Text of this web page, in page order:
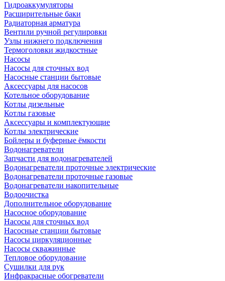
Гидроаккумуляторы
Расширительные баки
Радиаторная арматура
Вентили ручной регулировки
Узлы нижнего подключения
Термоголовки жидкостные
Насосы
Насосы для сточных вод
Насосные станции бытовые
Аксессуары для насосов
Котельное оборудование
Котлы дизельные
Котлы газовые
Аксессуары и комплектующие
Котлы электрические
Бойлеры и буферные ёмкости
Водонагреватели
Запчасти для водонагревателей
Водонагреватели проточные электрические
Водонагреватели проточные газовые
Водонагреватели накопительные
Водоочистка
Дополнительное оборудование
Насосное оборудование
Насосы для сточных вод
Насосные станции бытовые
Насосы циркуляционные
Насосы скважинные
Тепловое оборудование
Сушилки для рук
Инфракрасные обогреватели